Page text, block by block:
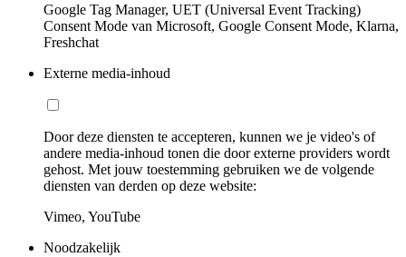
Google Tag Manager, UET (Universal Event Tracking)
Consent Mode van Microsoft, Google Consent Mode, Klarna,
Freshchat
Externe media-inhoud
Door deze diensten te accepteren, kunnen we je video's of
andere media-inhoud tonen die door externe providers wordt
gehost. Met jouw toestemming gebruiken we de volgende
diensten van derden op deze website:
Vimeo, YouTube
Noodzakelijk